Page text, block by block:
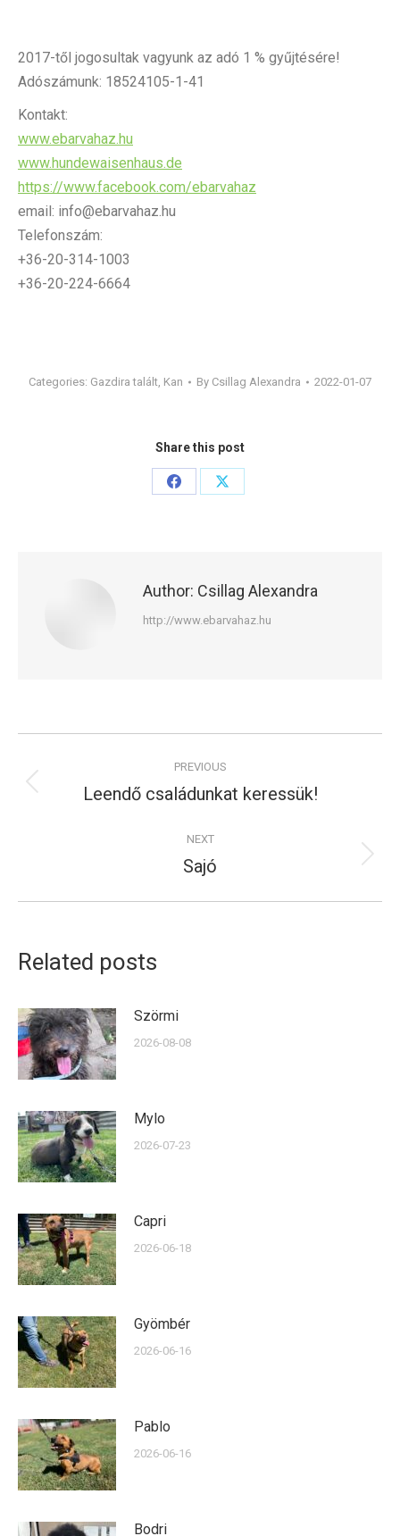
2017-től jogosultak vagyunk az adó 1 % gyűjtésére!
Adószámunk: 18524105-1-41
Kontakt:
www.ebarvahaz.hu
www.hundewaisenhaus.de
https://www.facebook.com/ebarvahaz
email: info@ebarvahaz.hu
Telefonszám:
+36-20-314-1003
+36-20-224-6664
Categories: Gazdira talált, Kan By Csillag Alexandra 2022-01-07
Share this post
Share
Share
Author: Csillag Alexandra
http://www.ebarvahaz.hu
navigation
PREVIOUS
Previous
Leendő családunkat keressük!
NEXT
Next
Sajó
Related posts
Szörmi
2026-08-08
Mylo
2026-07-23
Capri
2026-06-18
Gyömbér
2026-06-16
Pablo
2026-06-16
Bodri